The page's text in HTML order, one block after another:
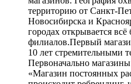
территорию от Санкт-
Новосибирска и
городах открывается
филиалов.Первый
10 лет стремительными
Первоначально
«Магазин постоянных